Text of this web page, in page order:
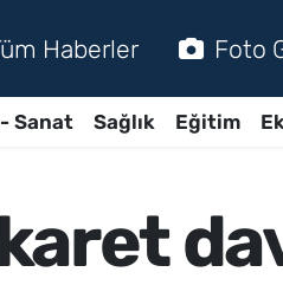
Haberler Foto
Sanat Sağlık Eğitim